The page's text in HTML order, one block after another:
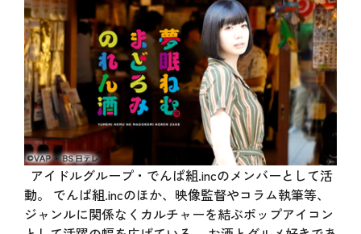
アイドルグループ・でんぱ組.incのメンバーとして活
動。 でんぱ組.incのほか、映像監督やコラム執筆等、
ジャンルに関係なくカルチャーを結ぶポップアイコン